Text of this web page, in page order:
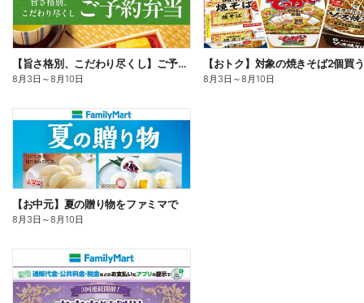
【旨さ格別、こだわり尽くし】ご予約弁当
8月3日 ～8月10日 8月3日 ～8月10日
【お中元】夏の贈り物をファミマで
8月3日 ～8月10日